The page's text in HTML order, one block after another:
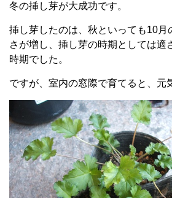
冬の挿し芽が大成功です。
挿し芽したのは、秋といっても10月
さが増し、挿し芽の時期としては適
時期でした。
ですが、室内の窓際で育てると、元